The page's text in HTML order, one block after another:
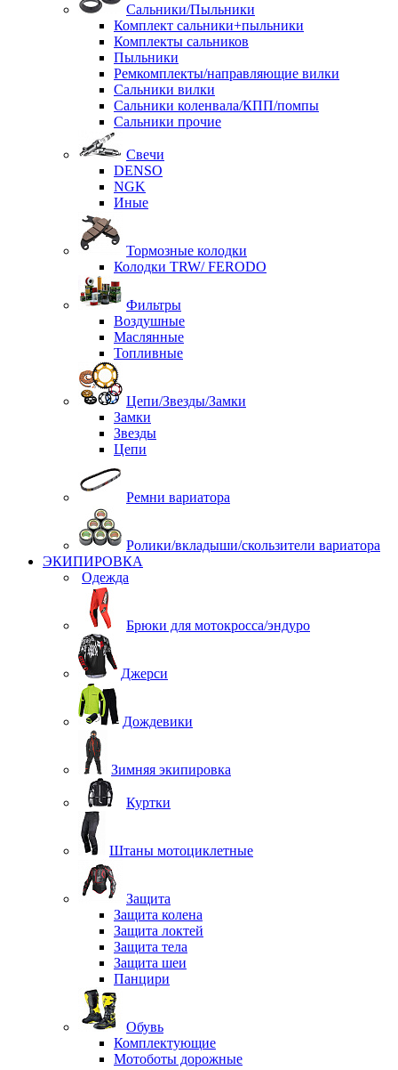
Сальники/Пыльники
Комплект сальники+пыльники
Комплекты сальников
Пыльники
Ремкомплекты/направляющие вилки
Сальники вилки
Сальники коленвала/КПП/помпы
Сальники прочие
Свечи
DENSO
NGK
Иные
Тормозные колодки
Колодки TRW/ FERODO
Фильтры
Воздушные
Маслянные
Топливные
Цепи/Звезды/Замки
Замки
Звезды
Цепи
Ремни вариатора
Ролики/вкладыши/скользители вариатора
ЭКИПИРОВКА
Одежда
Брюки для мотокросса/эндуро
Джерси
Дождевики
Зимняя экипировка
Куртки
Штаны мотоциклетные
Защита
Защита колена
Защита локтей
Защита тела
Защита шеи
Панцири
Обувь
Комплектующие
Мотоботы дорожные